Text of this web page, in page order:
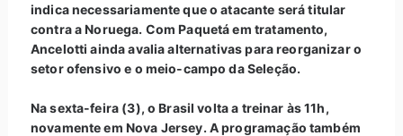
indica necessariamente que o atacante será titular
contra a Noruega. Com Paquetá em tratamento,
Ancelotti ainda avalia alternativas para reorganizar o
setor ofensivo e o meio-campo da Seleção.
Na sexta-feira (3), o Brasil volta a treinar às 11h,
novamente em Nova Jersey. A programação também